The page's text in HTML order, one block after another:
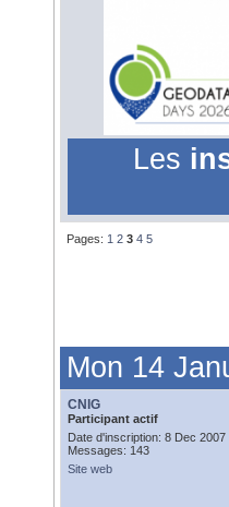
Les
Pages: 1 2 3 4 5
Mon 14
CNIG
Participant actif
Date d'inscription: 8 Dec 2007
Messages: 143
Site web